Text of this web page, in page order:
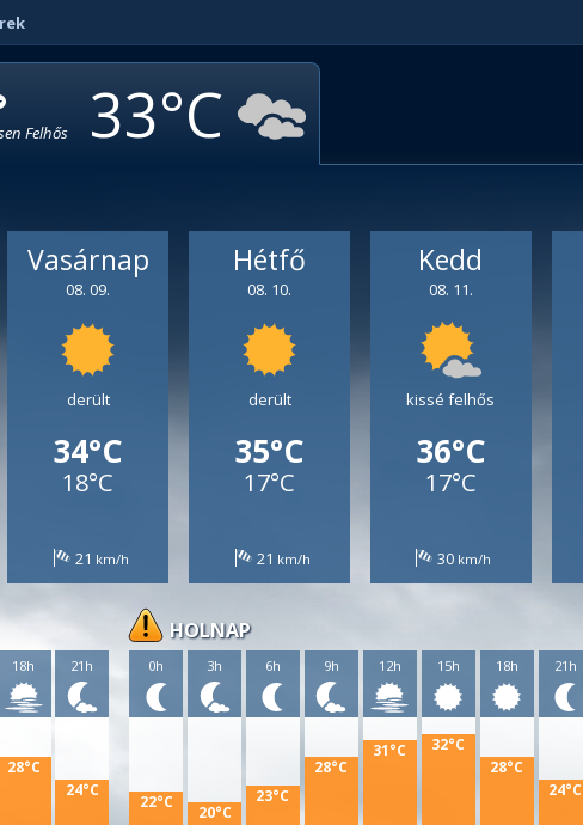
Felhős 33
Vasárnap
08. 09.
derült
34°C
18°C
21
Hétfő
08. 10.
derült
35°C
17°C
21
Kedd
08. 11.
kissé felhős
36°C
17°C
30
18h
28°C
21h
24°C
HOLNAP
0h
22°C
3h
20°C
6h
23°C
9h
28°C
12h
31°C
15h
32°C
18h
28°C
21h
24°C